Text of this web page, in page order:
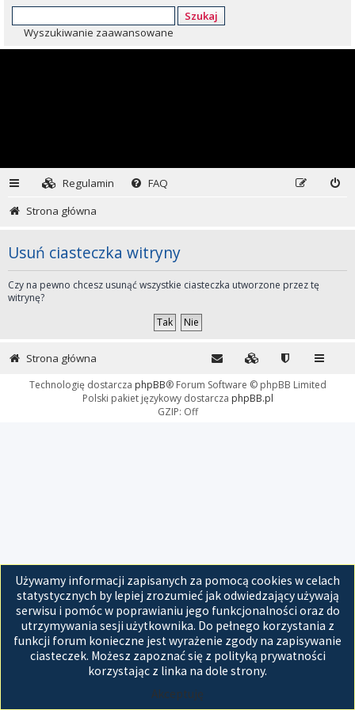
Szukaj
Wyszukiwanie zaawansowane
Regulamin
FAQ
Strona główna
Usuń ciasteczka witryny
Czy na pewno chcesz usunąć wszystkie ciasteczka utworzone przez tę
witrynę?
Używamy informacji zapisanych za pomocą cookies w celach
statystycznych by lepiej zrozumieć jak odwiedzający używają
serwisu i pomóc w poprawianiu jego funkcjonalności oraz do
utrzymywania sesji użytkownika. Do pełnego korzystania z
funkcji forum konieczne jest wyrażenie zgody na zapisywanie
ciasteczek. Możesz zapoznać się z polityką prywatności
korzystając z linka na dole strony.
Akceptuję
Strona główna
Technologię dostarcza phpBB® Forum Software © phpBB Limited
Polski pakiet językowy dostarcza phpBB.pl
GZIP: Off